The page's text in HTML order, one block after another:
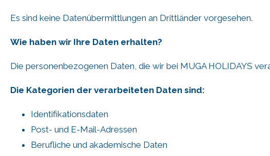
Es sind keine Datenübermittlungen an Drittländer vorgesehen.
Wie haben wir Ihre Daten erhalten?
Die personenbezogenen Daten, die wir bei MUGA HOLIDAYS
Die Kategorien der verarbeiteten Daten sind:
Identifikationsdaten
Post- und E-Mail-Adressen
Berufliche und akademische Daten